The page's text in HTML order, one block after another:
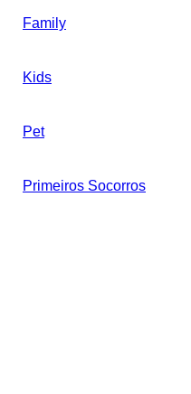
Family
Kids
Pet
Primeiros Socorros